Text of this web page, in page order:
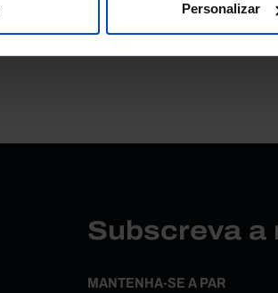
Personalizar
Subscreva a
MANTENHA-SE A PAR